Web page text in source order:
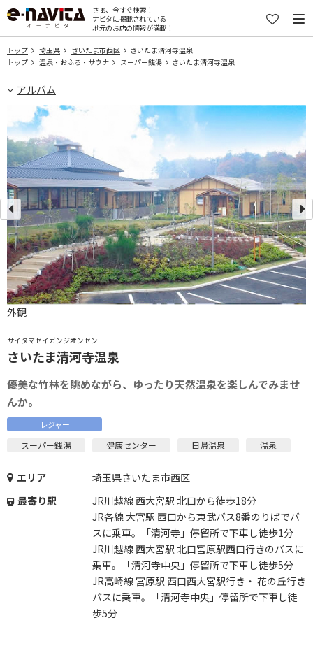
さぁ、今すぐ検索！
ナビタに掲載されている
地元のお店の情報が満載！
トップ 埼玉県 さいたま市西区
さいたま清河寺温泉
トップ
温泉・おふろ・サウナ スーパー銭湯 さいたま清河寺温泉
アルバム
サイタマセイガンジオンセン
さいたま清河寺温泉
優美な竹林を眺めながら、ゆったり天然温泉を楽しんでみませ
んか。
レジャー
スーパー銭湯 健康センター 日帰温泉 温泉
エリア
埼玉県さいたま市西区
最寄り駅
JR川越線 西大宮駅 北口から徒歩18分
JR各線 大宮駅 西口から東武バス8番のりばでバ
スに乗車。「清河寺」停留所で下車し徒歩1分
JR川越線 西大宮駅 北口宮原駅西口行きのバスに
乗車。「清河寺中央」停留所で下車し徒歩5分
JR高崎線 宮原駅 西口西大宮駅行き・ 花の丘行き
バスに乗車。「清河寺中央」停留所で下車し徒
歩5分
外観